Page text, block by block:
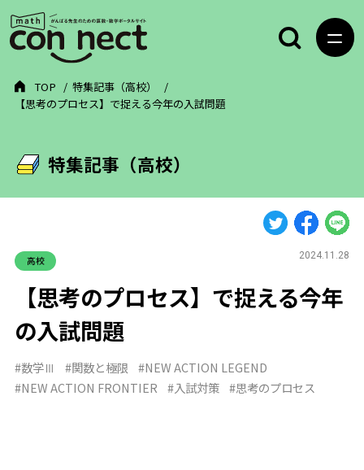
特集記事（高校）
TOP
特集記事（高校）
【思考のプロセス】で捉える今年の入試問題
高校 2024.11.28
【思考のプロセス】で捉える今年
の入試問題
#数学Ⅲ #関数と極限
#NEW ACTION LEGEND
#NEW ACTION FRONTIER
#入試対策 #思考のプロセス